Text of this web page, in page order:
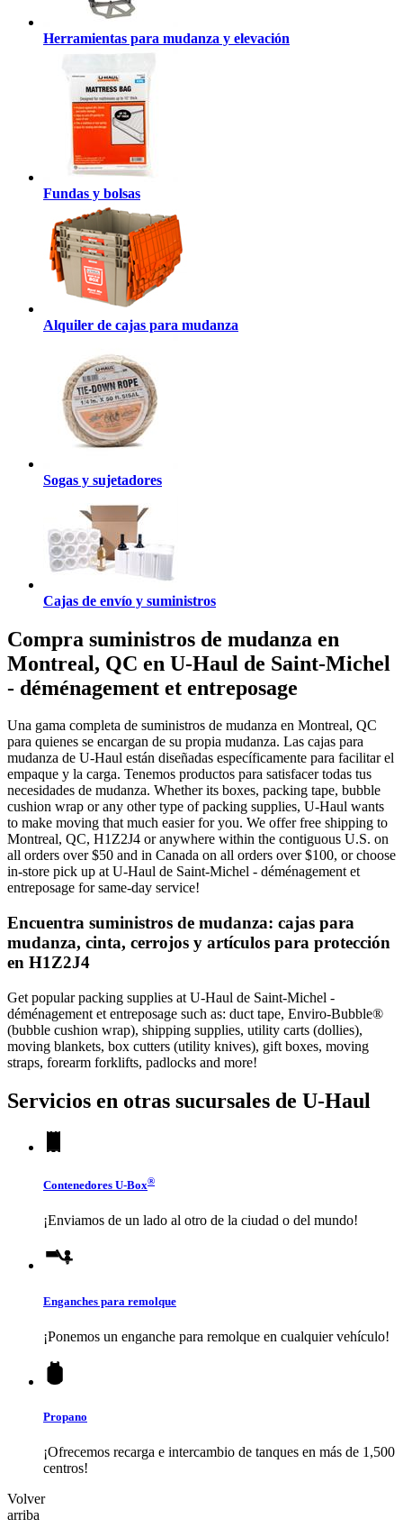
Herramientas para mudanza y elevación
Fundas y bolsas
Alquiler de cajas para mudanza
Sogas y sujetadores
Cajas de envío y suministros
Compra suministros de mudanza en
Montreal, QC en U-Haul de Saint-Michel
- déménagement et entreposage
Una gama completa de suministros de mudanza en Montreal, QC
para quienes se encargan de su propia mudanza. Las cajas para
mudanza de U-Haul están diseñadas específicamente para facilitar el
empaque y la carga. Tenemos productos para satisfacer todas tus
necesidades de mudanza. Whether its boxes, packing tape, bubble
cushion wrap or any other type of packing supplies, U-Haul wants
to make moving that much easier for you. We offer free shipping to
Montreal, QC, H1Z2J4 or anywhere within the contiguous U.S. on
all orders over $50 and in Canada on all orders over $100, or choose
in-store pick up at U-Haul de Saint-Michel - déménagement et
entreposage for same-day service!
Encuentra suministros de mudanza: cajas para
mudanza, cinta, cerrojos y artículos para protección
en H1Z2J4
Get popular packing supplies at U-Haul de Saint-Michel -
déménagement et entreposage such as: duct tape, Enviro-Bubble®
(bubble cushion wrap), shipping supplies, utility carts (dollies),
moving blankets, box cutters (utility knives), gift boxes, moving
straps, forearm forklifts, padlocks and more!
Servicios en otras sucursales de U-Haul
Contenedores U-Box®
¡Enviamos de un lado al otro de la ciudad o del mundo!
Enganches para remolque
¡Ponemos un enganche para remolque en cualquier vehículo!
Propano
¡Ofrecemos recarga e intercambio de tanques en más de 1,500
centros!
Volver
arriba